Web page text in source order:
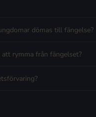
dömas till fängelse?
rymma från fängelset?